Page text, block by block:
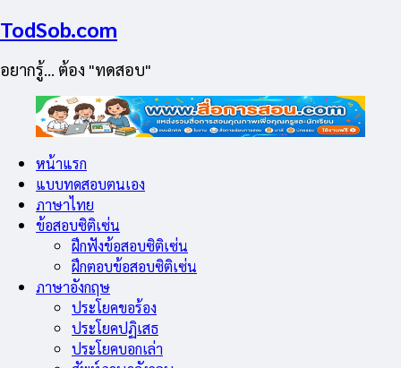
TodSob.com
อยากรู้… ต้อง "ทดสอบ"
หน้าแรก
แบบทดสอบตนเอง
ภาษาไทย
ข้อสอบซิติเซ่น
ฝึกฟังข้อสอบซิติเซ่น
ฝึกตอบข้อสอบซิติเซ่น
ภาษาอังกฤษ
ประโยคขอร้อง
ประโยคปฏิเสธ
ประโยคบอกเล่า